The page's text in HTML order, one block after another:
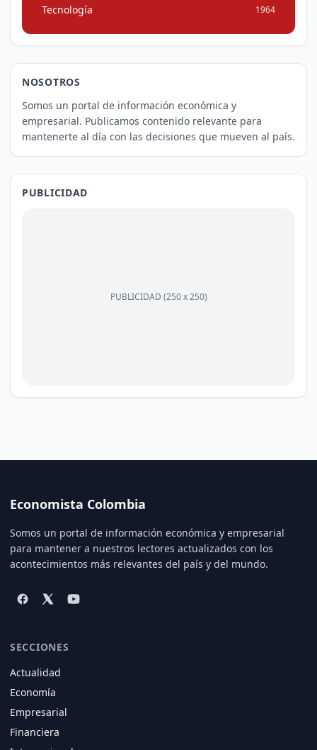
Tecnología 1964
NOSOTROS
Somos un portal de información económica y
empresarial. Publicamos contenido relevante para
mantenerte al día con las decisiones que mueven al país.
PUBLICIDAD
PUBLICIDAD (250 x 250)
Economista Colombia
Somos un portal de información económica y empresarial
para mantener a nuestros lectores actualizados con los
acontecimientos más relevantes del país y del mundo.
SECCIONES
Actualidad
Economía
Empresarial
Financiera